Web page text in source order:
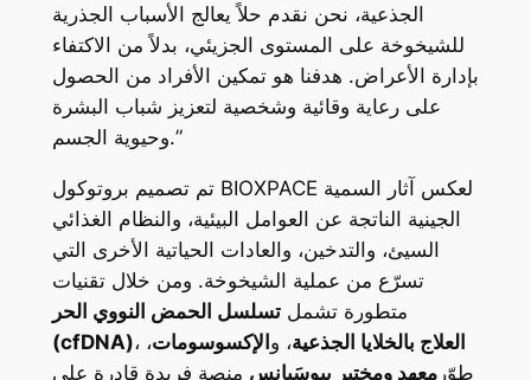
الجذعية، نحن نقدم حلاً يعالج الأسباب الجذرية
للشيخوخة على المستوى الجزيئي، بدلاً من الاكتفاء
بإدارة الأعراض. هدفنا هو تمكين الأفراد من الحصول
على رعاية وقائية وشخصية لتعزيز شباب البشرة
وحيوية الجسم.”
تم تصميم بروتوكول BIOXPACE لعكس آثار السمية
الجينية الناتجة عن العوامل البيئية، والنظام الغذائي
السيئ، والتدخين، والعادات الحياتية الأخرى التي
تسرّع من عملية الشيخوخة. ومن خلال تقنيات
متطورة تشملتسلسل الحمض النووي الحر
(cfDNA)، العلاج بالخلايا الجذعية، والإكسوسومات،
طوّرمعهد ومختبر بيوسَيانس منصة فريدة قادرة على